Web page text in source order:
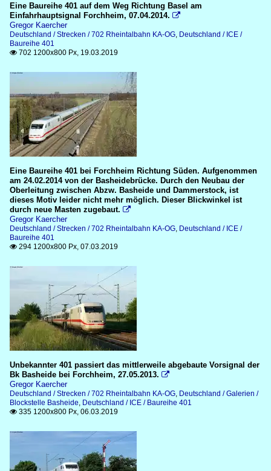
Eine Baureihe 401 auf dem Weg Richtung Basel am
Einfahrhauptsignal Forchheim, 07.04.2014. 
Gregor Kaercher
Deutschland / Strecken / 702 Rheintalbahn KA-OG, Deutschland / ICE /
Baureihe 401
 702 1200x800 Px, 19.03.2019
Eine Baureihe 401 bei Forchheim Richtung Süden. Aufgenommen
am 24.02.2014 von der Basheidebrücke. Durch den Neubau der
Oberleitung zwischen Abzw. Basheide und Dammerstock, ist
dieses Motiv leider nicht mehr möglich. Dieser Blickwinkel ist
durch neue Masten zugebaut. 
Gregor Kaercher
Deutschland / Strecken / 702 Rheintalbahn KA-OG, Deutschland / ICE /
Baureihe 401
 294 1200x800 Px, 07.03.2019
Unbekannter 401 passiert das mittlerweile abgebaute Vorsignal der
Bk Basheide bei Forchheim, 27.05.2013. 
Gregor Kaercher
Deutschland / Strecken / 702 Rheintalbahn KA-OG, Deutschland / Galerien /
Blockstelle Basheide, Deutschland / ICE / Baureihe 401
 335 1200x800 Px, 06.03.2019